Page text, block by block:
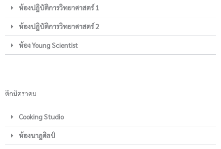
ห้องปฎิบัติการวิทยาศาสตร์ 1
ห้องปฎิบัติการวิทยาศาสตร์ 2
ห้อง Young Scientist
ตึกมิตราคม
Cooking Studio
ห้องนาฎศิลป์